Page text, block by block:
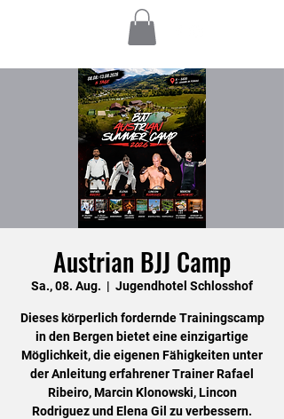
Austrian BJJ Camp
Sa., 08. Aug.
  |
Jugendhotel Schlosshof
Dieses körperlich fordernde Trainingscamp
in den Bergen bietet eine einzigartige
Möglichkeit, die eigenen Fähigkeiten unter
der Anleitung erfahrener Trainer Rafael
Ribeiro, Marcin Klonowski, Lincon
Rodriguez und Elena Gil zu verbessern.